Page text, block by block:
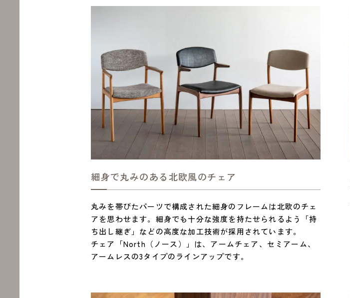
細身で丸みのある北欧風のチェア
丸みを帯びたパーツで構成された細身のフレームは北欧のチェ
アを思わせます。細身でも十分な強度を持たせられるよう「持
ち出し継ぎ」などの高度な加工技術が採用されています。
チェア「North（ノース）」は、アームチェア、セミアーム、
アームレスの3タイプのラインアップです。